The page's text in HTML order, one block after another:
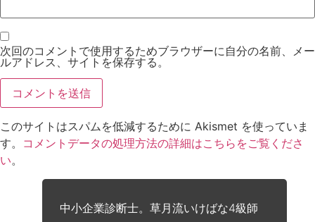
次回のコメントで使用するためブラウザーに自分の名前、メー
ルアドレス、サイトを保存する。
このサイトはスパムを低減するために Akismet を使っていま
す。 コメントデータの処理方法の詳細はこちらをご覧くださ
い。
中小企業診断士。草月流いけばな4級師